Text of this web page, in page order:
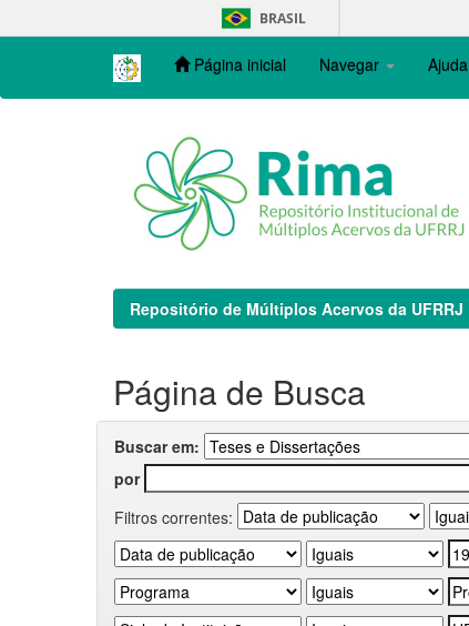
navigation
BRASIL
Página inicial Navegar Ajuda
Repositório de Múltiplos Acervos da UFRRJ
Página de Busca
Buscar em:
por
Filtros correntes: